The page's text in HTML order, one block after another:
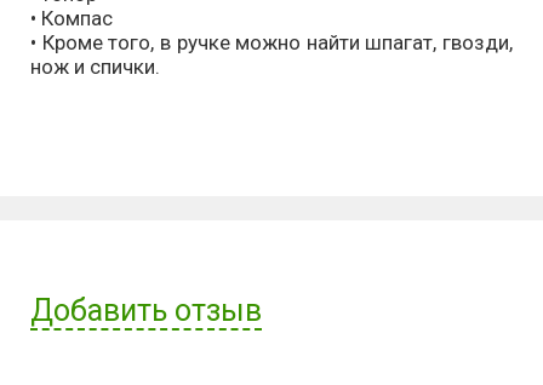
• Компас
• Кроме того, в ручке можно найти шпагат, гвозди,
нож и спички.
Добавить отзыв